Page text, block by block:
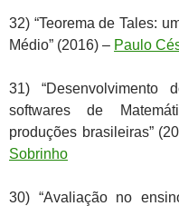
32) “Teorema de Tales:
Médio” (2016) – Paulo
31) “Desenvolvimento
softwares de
produções brasileiras”
Sobrinho
30) “Avaliação no